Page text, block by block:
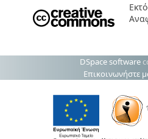
DSpace software
Επικοινωνήστε